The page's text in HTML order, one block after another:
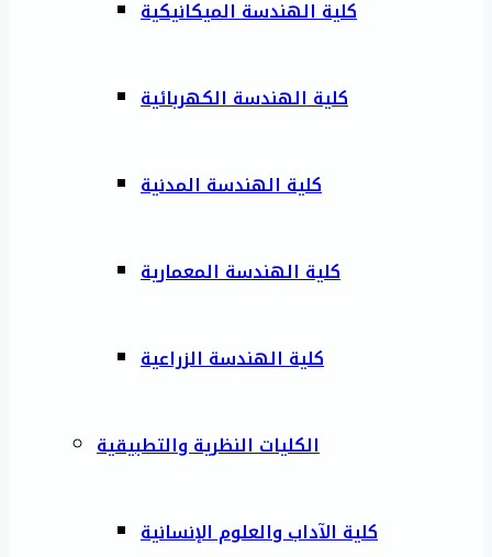
كلية الهندسة الميكانيكية
كلية الهندسة الكهربائية
كلية الهندسة المدنية
كلية الهندسة المعمارية
كلية الهندسة الزراعية
الكليات النظرية والتطبيقية
كلية الآداب والعلوم الإنسانية